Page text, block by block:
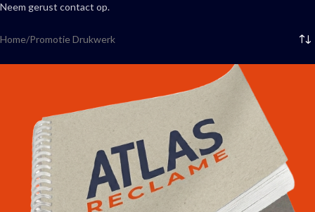
Neem gerust contact op.
Home Promotie Drukwerk